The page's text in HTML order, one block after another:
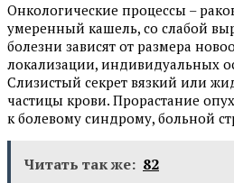
Онкологические процессы –
умеренный кашель, со слабой
болезни зависят от размера
локализации, индивидуальных
Слизистый секрет вязкий или
частицы крови. Прорастание
к болевому синдрому, больной
Читать так же: 82